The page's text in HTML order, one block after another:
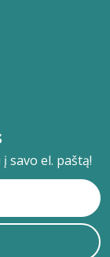
savo el. paštą!